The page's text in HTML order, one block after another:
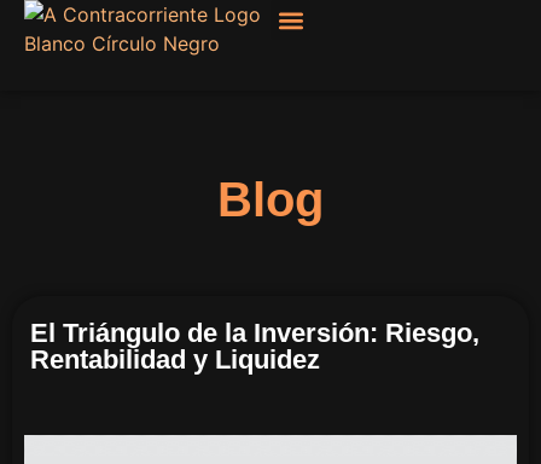
Blog
El Triángulo de la Inversión: Riesgo,
Rentabilidad y Liquidez